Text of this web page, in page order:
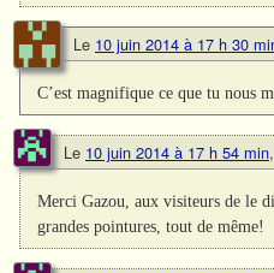
Le 10 juin 2014 à 17 h 30
C’est magnifique ce que tu nous
Le 10 juin 2014 à 17 h 54 min,
Merci Gazou, aux visiteurs de le
grandes pointures, tout de même!